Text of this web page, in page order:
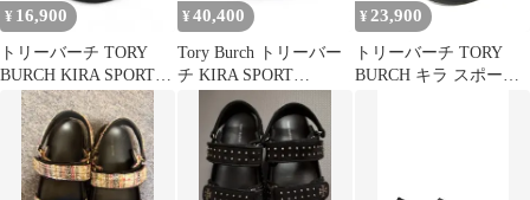
¥ 16,900
トリーバーチ TORY
BURCH KIRA SPORT
SANDAL 144328 サンダ
ル 5.5 アイボリー系 山
羊革 レザー
¥ 40,400
Tory Burch トリーバー
チ KIRA SPORT
SANDAL キラ スポーツ
サンダル
¥ 23,900
トリーバーチ TORY
BURCH キラ スポーツ